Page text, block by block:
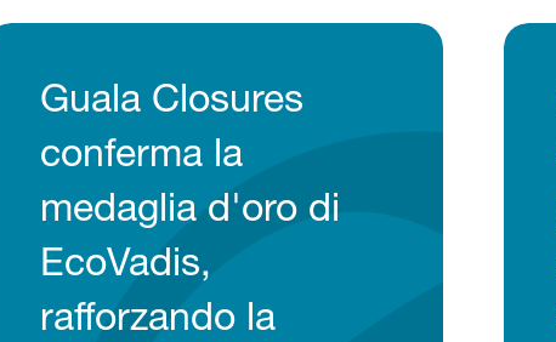
Guala Closures
conferma la
medaglia d'oro di
EcoVadis,
rafforzando la